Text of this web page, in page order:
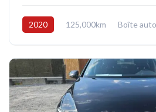
2020 125,000km Boîte